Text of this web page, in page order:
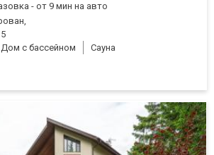
- от 9 мин на авто
5
Дом с бассейном Cауна